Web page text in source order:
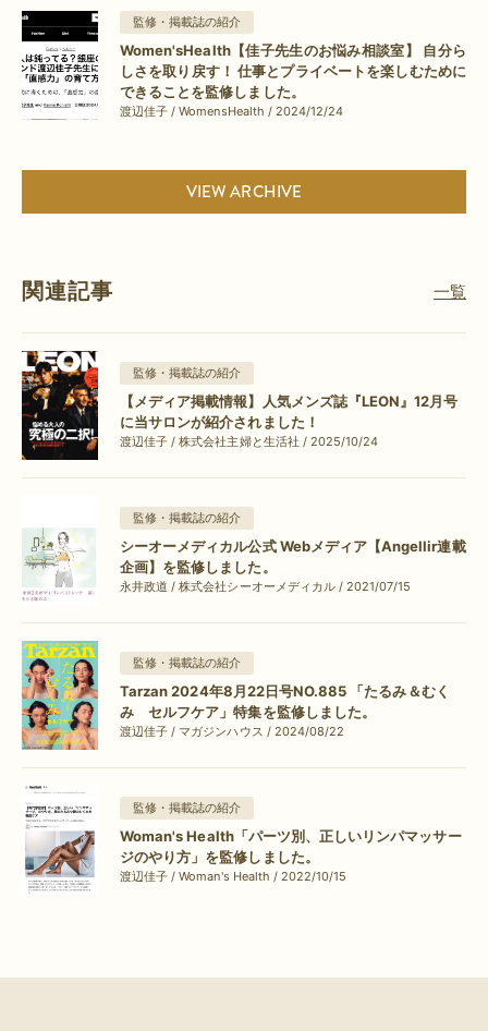
監修・掲載誌の紹介
Women'sHealth【佳子先生のお悩み相談室】 自分ら
しさを取り戻す！ 仕事とプライベートを楽しむために
できることを監修しました。
渡辺佳子 / WomensHealth / 2024/12/24
VIEW ARCHIVE
関連記事 一覧
監修・掲載誌の紹介
【メディア掲載情報】人気メンズ誌『LEON』12月号
に当サロンが紹介されました！
渡辺佳子 / 株式会社主婦と生活社 / 2025/10/24
監修・掲載誌の紹介
シーオーメディカル公式 Webメディア【Angellir連載
企画】を監修しました。
永井政道 / 株式会社シーオーメディカル / 2021/07/15
監修・掲載誌の紹介
Tarzan 2024年8月22日号NO.885 「たるみ＆むく
み セルフケア」特集を監修しました。
渡辺佳子 / マガジンハウス / 2024/08/22
監修・掲載誌の紹介
Woman's Health「パーツ別、正しいリンパマッサー
ジのやり方」を監修しました。
渡辺佳子 / Woman's Health / 2022/10/15